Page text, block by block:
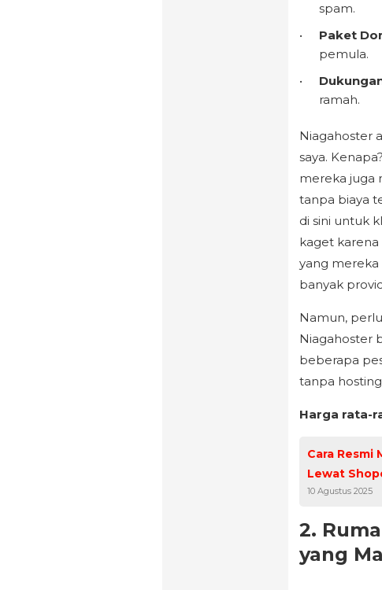
spam.
Paket
pemula.
ramah.
Niagahoster
saya.
mereka juga
tanpa biaya
di sini untuk
kaget
yang mereka
banyak
Namun,
Niagahoster
beberapa
tanpa
Harga rata-
Cara Resmi
Lewat
10 Agustus 2025
2.
yang